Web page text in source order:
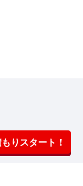
りスタート！